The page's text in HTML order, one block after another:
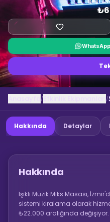
/ /
Hakkında Detaylar
Hakkında
Işıklı Müzik Miks Masası,
sistemi kiralama olarak
₺22.000 aralığında değişiyor.